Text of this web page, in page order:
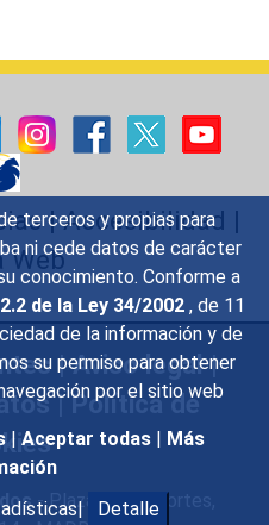
terceros y propias para
ni cede datos de carácter
conocimiento. Conforme a
de la Ley 34/2002 , de 11
de la información y de
su permiso para obtener
por el sitio web
| Aceptar todas | Más
Detalle
|Accesibilidad |
Web
|Aviso legal|
|Política de
- Plaza de las Cortes,